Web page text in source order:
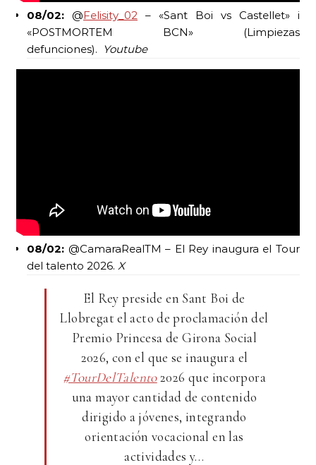
08/02: @Felisity_02 – «Sant Boi vs Castellet» i
«POSTMORTEM BCN» (Limpiezas
defunciones). Youtube
08/02: @CamaraRealTM – El Rey inaugura el Tour
del talento 2026. X
El Rey preside en Sant Boi de
Llobregat el acto de proclamación del
Premio Princesa de Girona Social
2026, con el que se inaugura el
#TourDelTalento2026 que incorpora
una mayor cantidad de contenido
dirigido a jóvenes, integrando
orientación vocacional en las
actividades y…